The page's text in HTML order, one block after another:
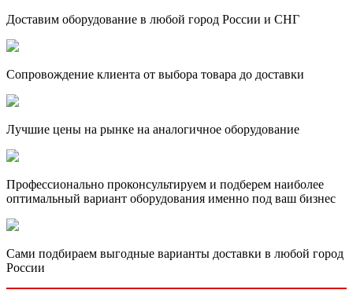
Доставим оборудование в любой город России и СНГ
Сопровождение клиента от выбора товара до доставки
Лучшие цены на рынке на аналогичное оборудование
Профессионально проконсультируем и подберем наиболее
оптимальный вариант оборудования именно под ваш бизнес
Сами подбираем выгодные варианты доставки в любой город
России